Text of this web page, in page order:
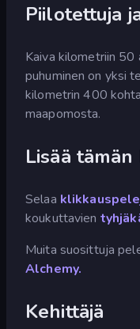
Piilotettuja
Kaiva kilometriin
puhuminen on yksi
kilometrin 400
maapomosta.
Lisää
Selaa
koukuttavien
Muita suosittuja
Alchemy.
Kehittäjä